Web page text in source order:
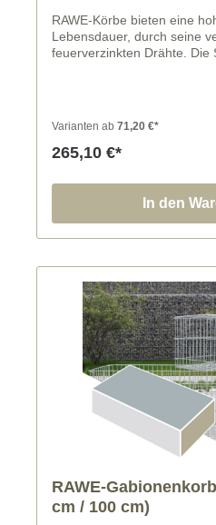
RAWE-Körbe bieten eine
Lebensdauer, durch seine
feuerverzinkten Drähte. Die
Varianten ab 71,20 €*
265,10 €*
In den
RAWE-
cm / 100 cm)